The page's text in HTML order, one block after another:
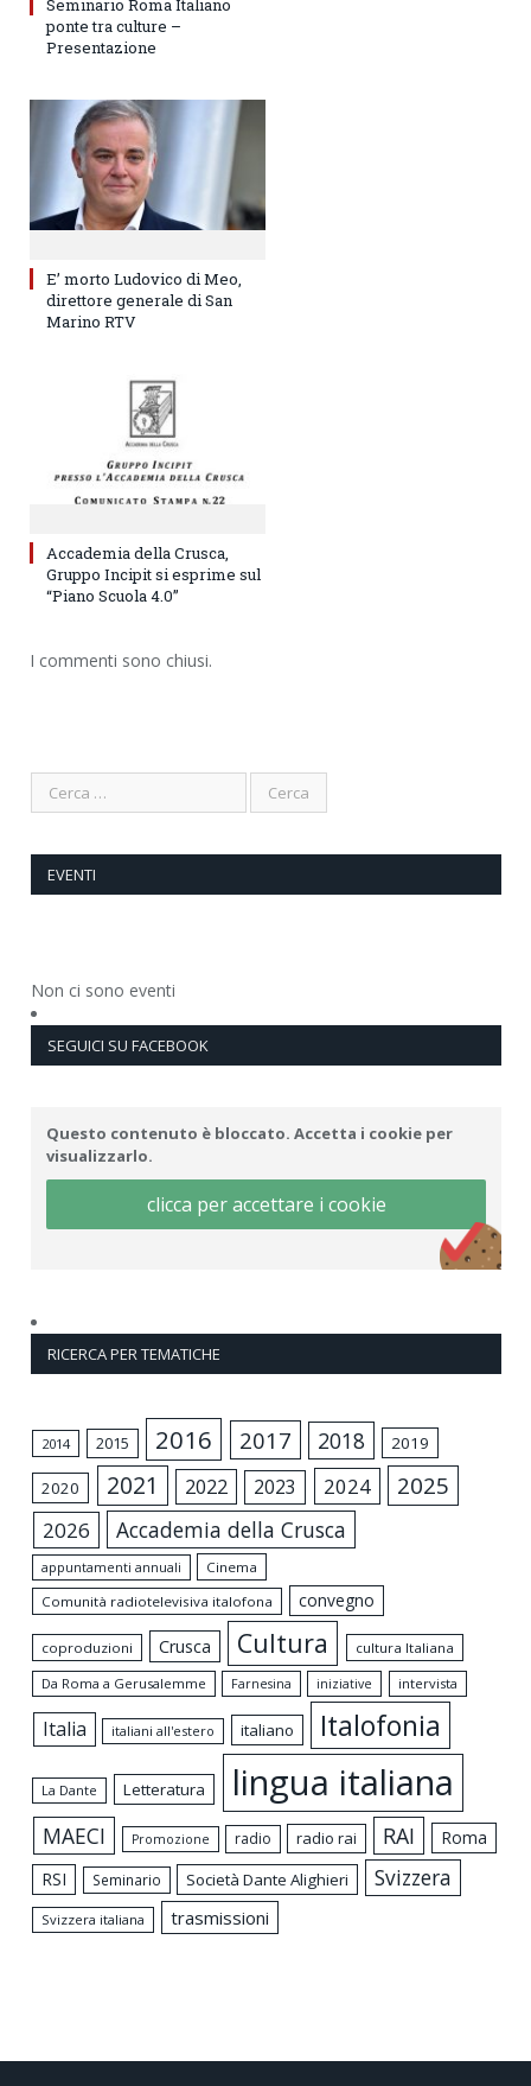
Seminario Roma Italiano
ponte tra culture –
Presentazione
E’ morto Ludovico di Meo,
direttore generale di San
Marino RTV
Accademia della Crusca,
Gruppo Incipit si esprime sul
“Piano Scuola 4.0”
I commenti sono chiusi.
EVENTI
Non ci sono eventi
SEGUICI SU FACEBOOK
Questo contenuto è bloccato. Accetta i cookie per
visualizzarlo.
clicca per accettare i cookie
RICERCA PER TEMATICHE
2014 2015 2016 2017 2018 2019
2020 2021 2022 2023 2024 2025
2026 Accademia della Crusca
appuntamenti annuali
Cinema
Comunità radiotelevisiva italofona
convegno
coproduzioni Crusca Cultura
cultura Italiana
Da Roma a Gerusalemme
Farnesina iniziative intervista
Italia italiani all'estero italiano Italofonia
La Dante Letteratura lingua italiana
MAECI Promozione radio radio rai RAI
Roma
RSI
Seminario Società Dante Alighieri Svizzera
Svizzera italiana trasmissioni